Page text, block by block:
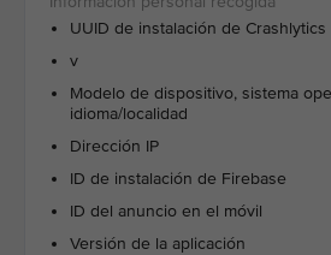
UUID de instalación de Crashlytics
v
Modelo de dispositivo, sistema
idioma/localidad
Dirección IP
ID de instalación de Firebase
ID del anuncio en el móvil
Versión de la aplicación